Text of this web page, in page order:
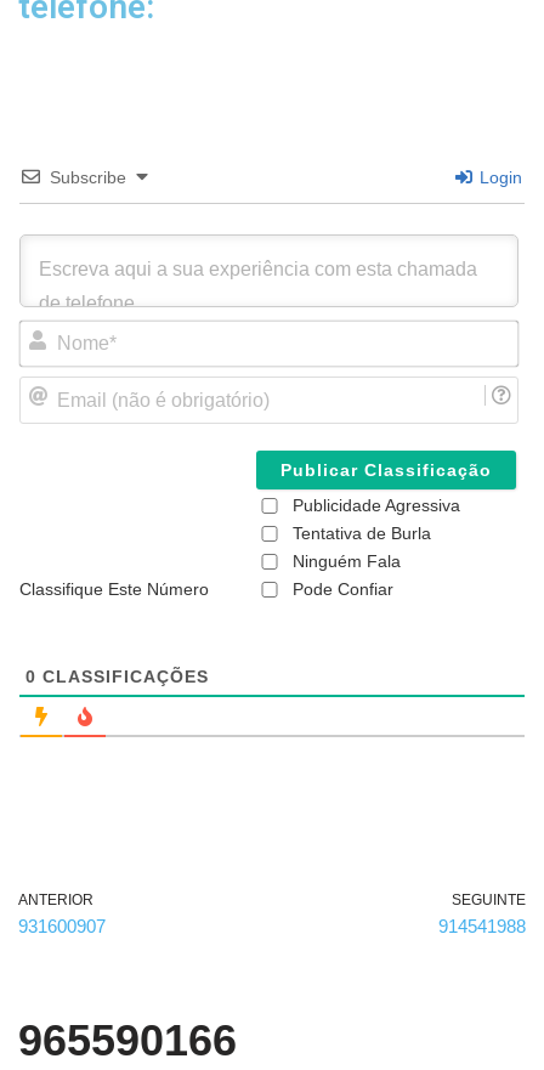
Subscribe Login
N
m
a
a
ó
Classifique Este Número
Publicidade Agressiva
Tentativa de Burla
Ninguém Fala
Pode Confiar
0 CLASSIFICAÇÕES
ANTERIOR
931600907
SEGUINTE
914541988
965590166